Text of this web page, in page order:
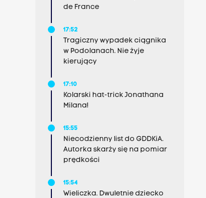
de France
17:52
Tragiczny wypadek ciągnika
w Podolanach. Nie żyje
kierujący
17:10
Kolarski hat-trick Jonathana
Milana!
15:55
Niecodzienny list do GDDKiA.
Autorka skarży się na pomiar
prędkości
15:54
Wieliczka. Dwuletnie dziecko